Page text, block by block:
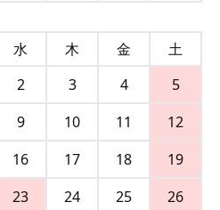
水 木 金
土
2 3 4
5
9 10 11
12
16 17 18
19
23 24 25
26